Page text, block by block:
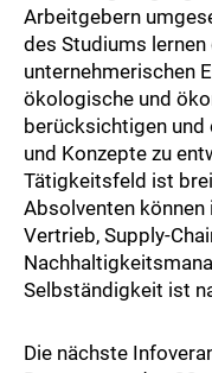
Arbeitgebern
des Studiums lernen
unternehmerischen
ökologische und
berücksichtigen
und Konzepte zu
Tätigkeitsfeld ist
Absolventen können
Vertrieb, Supply-
Selbständigkeit ist
Die nächste